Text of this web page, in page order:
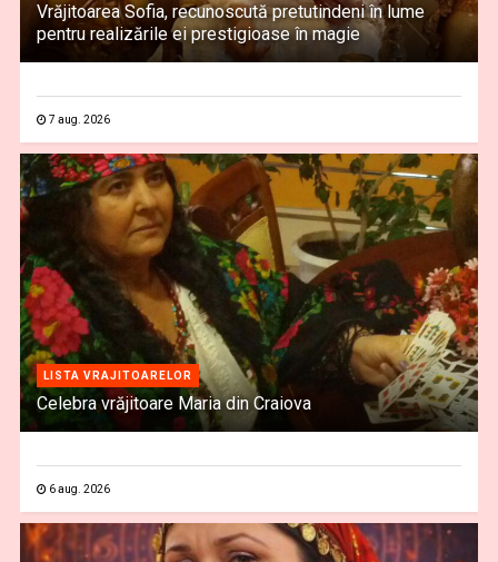
Vrăjitoarea Sofia, recunoscută pretutindeni în lume
pentru realizările ei prestigioase în magie
7 aug. 2026
LISTA VRAJITOARELOR
Celebra vrăjitoare Maria din Craiova
6 aug. 2026